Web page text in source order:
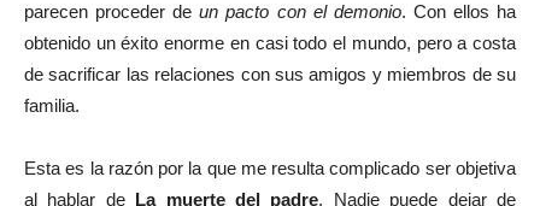
parecen proceder deun pacto con el demonio. Con ellos ha
obtenido un éxito enorme en casi todo el mundo, pero a costa
de sacrificar las relaciones con sus amigos y miembros de su
familia.
Esta es la razón por la que me resulta complicado ser objetiva
al hablar de
La muerte del padre. Nadie puede dejar de